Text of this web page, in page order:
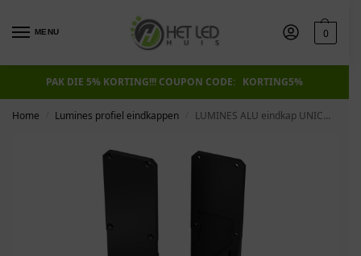
MENU 0
PAK DIE 5% KORTING!!! COUPON CODE: KORTING5%
Home Lumines profiel eindkappen LUMINES ALU eindkap UNICO + TALIA M2 gelakte zwarte schakels links